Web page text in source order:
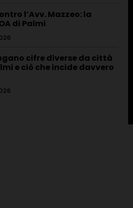
l’Avv. Mazzeo: la
di Palmi
cifre diverse da città
e ciò che incide davvero